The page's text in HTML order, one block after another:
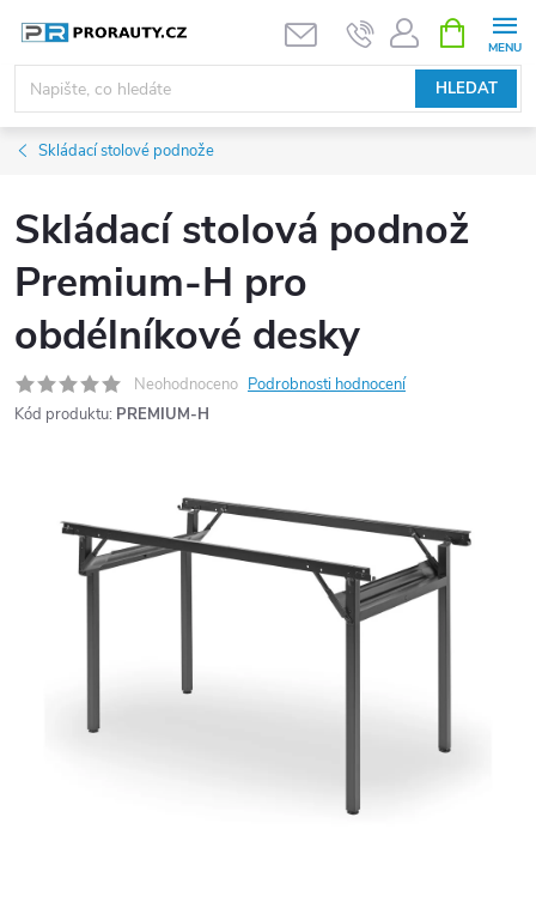
obsah
HLEDAT
NÁKUPNÍ
KOŠÍK
Skládací stolové podnože
Skládací stolová podnož
Premium-H pro
obdélníkové desky
Neohodnoceno Podrobnosti hodnocení
Kód produktu: PREMIUM-H